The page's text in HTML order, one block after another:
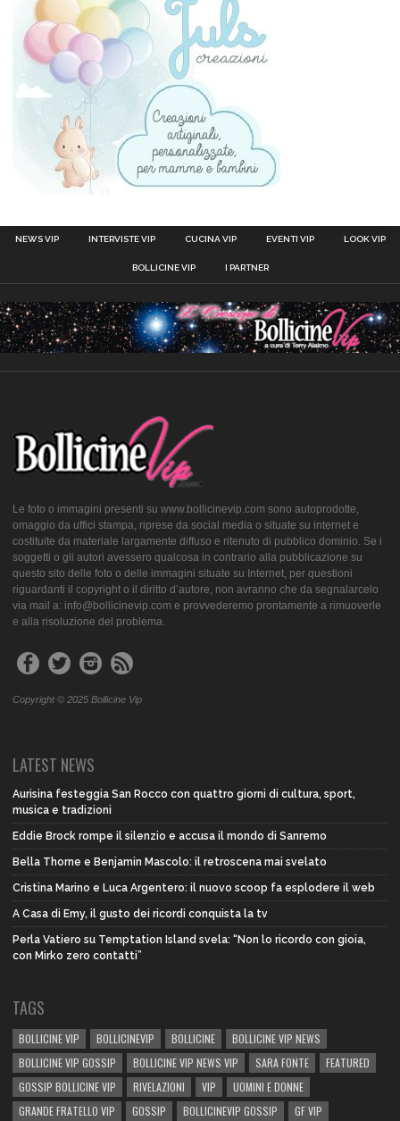
NEWS VIP INTERVISTE VIP CUCINA VIP EVENTI VIP LOOK VIP
BOLLICINE VIP I PARTNER
Le foto o immagini presenti su www.bollicinevip.com sono autoprodotte,
omaggio da uffici stampa, riprese da social media o situate su internet e
costituite da materiale largamente diffuso e ritenuto di pubblico dominio. Se i
soggetti o gli autori avessero qualcosa in contrario alla pubblicazione su
questo sito delle foto o delle immagini situate su Internet, per questioni
riguardanti il copyright o il diritto d’autore, non avranno che da segnalarcelo
via mail a: info@bollicinevip.com e provvederemo prontamente a rimuoverle
e alla risoluzione del problema.
Copyright © 2025 Bollicine Vip
LATEST NEWS
Aurisina festeggia San Rocco con quattro giorni di cultura, sport,
musica e tradizioni
Eddie Brock rompe il silenzio e accusa il mondo di Sanremo
Bella Thorne e Benjamin Mascolo: il retroscena mai svelato
Cristina Marino e Luca Argentero: il nuovo scoop fa esplodere il web
A Casa di Emy, il gusto dei ricordi conquista la tv
Perla Vatiero su Temptation Island svela: “Non lo ricordo con gioia,
con Mirko zero contatti”
TAGS
BOLLICINE VIP BOLLICINEVIP BOLLICINE
BOLLICINE VIP NEWS
BOLLICINE VIP GOSSIP
BOLLICINE VIP NEWS VIP SARA FONTE
FEATURED
GOSSIP BOLLICINE VIP
RIVELAZIONI VIP
UOMINI E DONNE
GRANDE FRATELLO VIP
GOSSIP BOLLICINEVIP GOSSIP GF VIP